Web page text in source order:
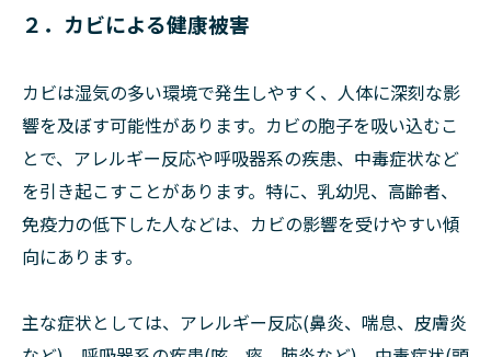
２．カビによる健康被害
カビは湿気の多い環境で発生しやすく、人体に深刻な影
響を及ぼす可能性があります。カビの胞子を吸い込むこ
とで、アレルギー反応や呼吸器系の疾患、中毒症状など
を引き起こすことがあります。特に、乳幼児、高齢者、
免疫力の低下した人などは、カビの影響を受けやすい傾
向にあります。
主な症状としては、アレルギー反応(鼻炎、喘息、皮膚炎